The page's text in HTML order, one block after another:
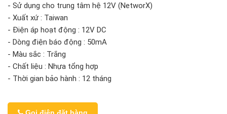
- Sử dụng cho trung tâm hệ 12V (NetworX)
- Xuất xứ : Taiwan
- Điện áp hoạt động : 12V DC
- Dòng điện báo động : 50mA
- Màu sắc : Trắng
- Chất liệu : Nhựa tổng hợp
- Thời gian bảo hành : 12 tháng
Gọi điện đặt hàng